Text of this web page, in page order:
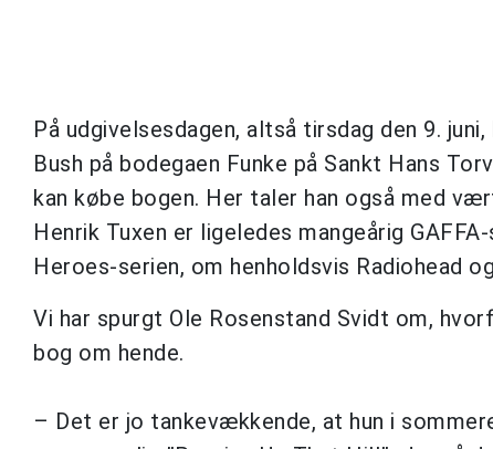
På udgivelsesdagen, altså tirsdag den 9.
Bush på bodegaen Funke på Sankt Hans
kan købe bogen. Her taler han også med
Henrik Tuxen er ligeledes mangeårig
Heroes-serien, om henholdsvis Radiohead
Vi har spurgt Ole Rosenstand Svidt om,
bog om hende.
– Det er jo tankevækkende, at hun i